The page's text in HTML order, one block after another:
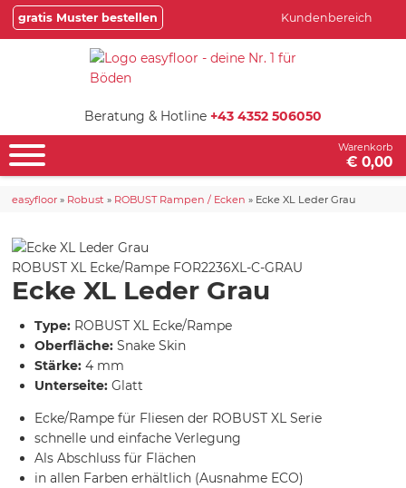
gratis Muster bestellen Kundenbereich
Beratung & Hotline +43 4352 506050
Warenkorb
€ 0,00
easyfloor » Robust » ROBUST Rampen / Ecken » Ecke XL Leder Grau
ROBUST XL Ecke/Rampe FOR2236XL-C-GRAU
Ecke XL Leder Grau
Type: ROBUST XL Ecke/Rampe
Oberfläche: Snake Skin
Stärke: 4 mm
Unterseite: Glatt
Ecke/Rampe für Fliesen der ROBUST XL Serie
schnelle und einfache Verlegung
Als Abschluss für Flächen
in allen Farben erhältlich (Ausnahme ECO)